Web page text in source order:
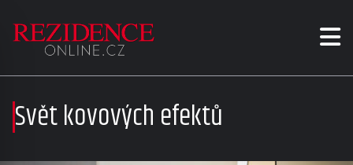
Svět kovových efektů